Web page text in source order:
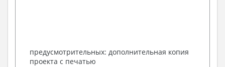
предусмотрительных: дополнительная копия
проекта с печатью